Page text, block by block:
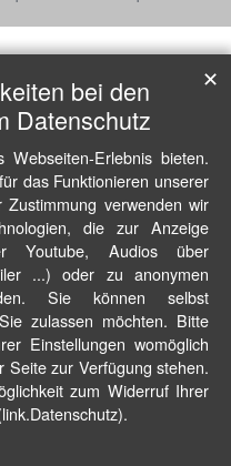
bei den
Datenschutz
Erlebnis bieten.
das Funktionieren unserer
verwenden wir
die zur Anzeige
Youtube, Audios über
...) oder zu anonymen
Sie können selbst
zulassen möchten. Bitte
Einstellungen womöglich
Seite zur Verfügung stehen.
zum Widerruf Ihrer
✕